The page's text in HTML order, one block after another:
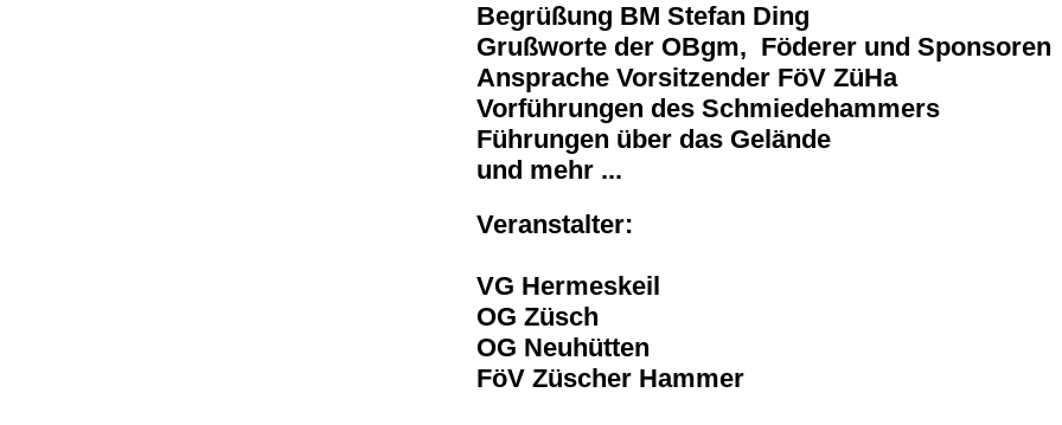
Begrüßung BM Stefan Ding
Grußworte der OBgm, Föderer und Sponsoren
Ansprache Vorsitzender FöV ZüHa
Vorführungen des Schmiedehammers
Führungen über das Gelände
und mehr ...
Veranstalter:
VG Hermeskeil
OG Züsch
OG Neuhütten
FöV Züscher Hammer